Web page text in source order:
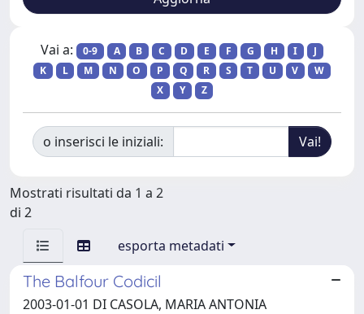
Vai a: 0-9 A B C D E F G H I
J
K
L M N O P Q R S T U V
W
X
Y Z
o inserisci le iniziali:
Mostrati risultati da 1 a 2
di 2
esporta metadati
The Balfour Codicil
2003-01-01 DI CASOLA, MARIA ANTONIA